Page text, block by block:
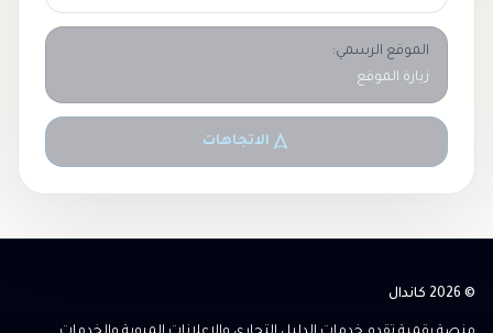
الموقع الرسمي:
زيارة الموقع
الاتجاهات
© 2026 كاندال